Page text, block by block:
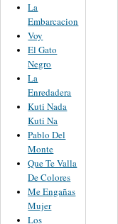
La
Embarcacion
Voy
El Gato
Negro
La
Enredadera
Kuti Nada
Kuti Na
Pablo Del
Monte
Que Te Valla
De Colores
Me Engañas
Mujer
Los